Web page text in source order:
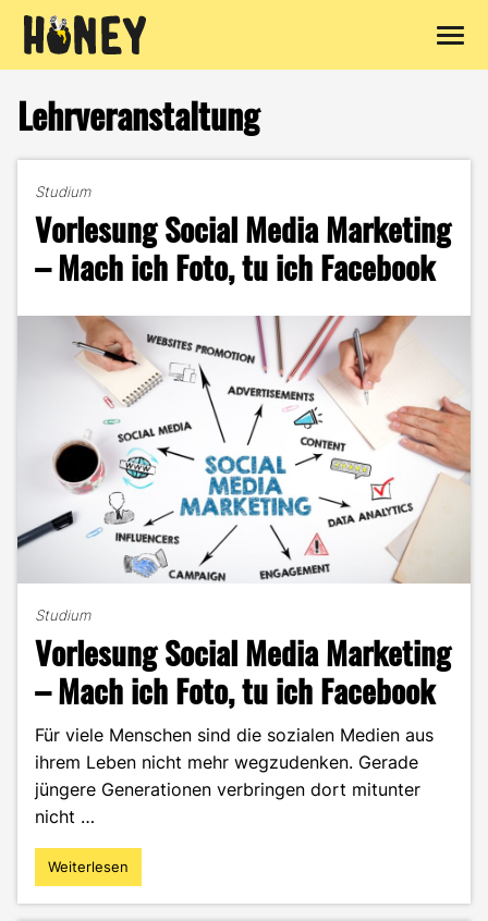
Inhalt
springen
Lehrveranstaltung
Studium
Vorlesung Social Media Marketing
– Mach ich Foto, tu ich Facebook
Studium
Vorlesung Social Media Marketing
– Mach ich Foto, tu ich Facebook
Für viele Menschen sind die sozialen Medien aus
ihrem Leben nicht mehr wegzudenken. Gerade
jüngere Generationen verbringen dort mitunter
nicht …
"Vorlesung
Social
Weiterlesen